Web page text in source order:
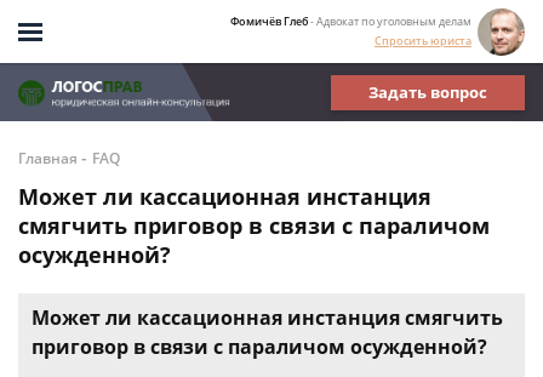
Фомичёв Глеб- Адвокат по уголовным делам
Спросить юриста
Задать вопрос
Главная - FAQ
Может ли кассационная инстанция
смягчить приговор в связи с параличом
осужденной?
Может ли кассационная инстанция смягчить
приговор в связи с параличом осужденной?